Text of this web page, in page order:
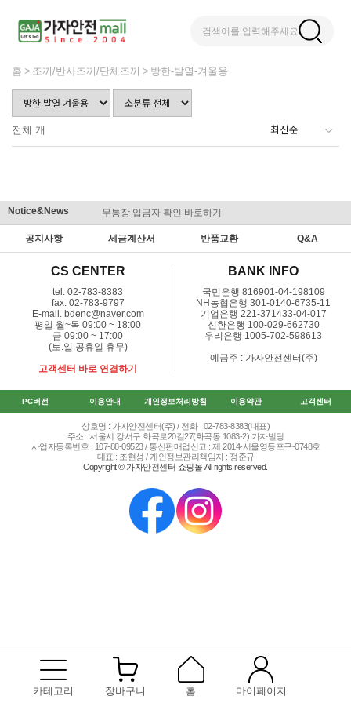
검색어를 입력해주세요
카테고리 장바구니 홈 마이페이지
홈 조끼/반사조끼/단체조끼 방한-발열-겨울용
전체 개
Notice&News 무통장 입금자 확인 바로하기
공지사항 세금계산서 반품교환 Q&A
CS CENTER
tel. 02-783-8383
fax. 02-783-9797
E-mail. bdenc@naver.com
평일 월~목 09:00 ~ 18:00
금 09:00 ~ 17:00
(토.일.공휴일 휴무)
고객센터 바로 연결하기
BANK INFO
국민은행 816901-04-198109
NH농협은행 301-0140-6735-11
기업은행 221-371433-04-017
신한은행 100-029-662730
우리은행 1005-702-598613
예금주 : 가자안전센터(주)
PC버전 이용안내 개인정보처리방침 이용약관 고객센터
상호명 : 가자안전센터(주) / 전화 : 02-783-8383(대표)
주소 : 서울시 강서구 화곡로20길27(화곡동 1083-2) 가자빌딩
사업자등록번호 : 107-88-09523 / 통신판매업신고 : 제 2014-서울영등포구-0748호
대표 : 조현성 / 개인정보관리책임자 : 정준규
Copyright © 가자안전센터 쇼핑몰 All rights reserved.